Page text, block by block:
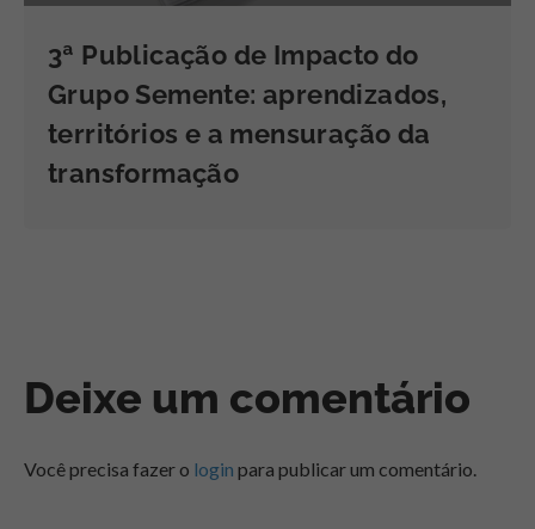
3ª Publicação de Impacto do
Grupo Semente: aprendizados,
territórios e a mensuração da
transformação
Deixe um comentário
Você precisa fazer o login para publicar um comentário.